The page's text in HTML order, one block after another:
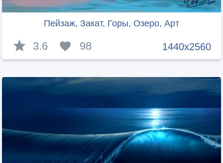
Пейзаж, Закат, Горы, Озеро, Арт
1440x2560
3.6 98